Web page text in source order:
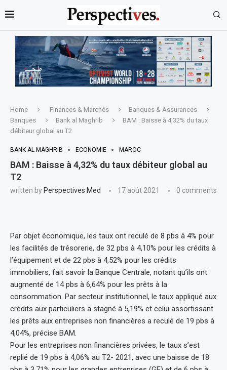
Home Finances & Marchés
Banques & Assurances
Banques
Bank al Maghrib
BAM : Baisse à 4,32% du taux
débiteur global au T2
BANK AL MAGHRIB ECONOMIE MAROC
BAM : Baisse à 4,32% du taux débiteur global au
T2
written by Perspectives Med 17 août 2021 0 comments
Par objet économique, les taux ont reculé de 8 pbs à 4% pour
les facilités de trésorerie, de 32 pbs à 4,10% pour les crédits à
l’équipement et de 22 pbs à 4,52% pour les crédits
immobiliers, fait savoir la Banque Centrale, notant qu’ils ont
augmenté de 14 pbs à 6,64% pour les prêts à la
consommation. Par secteur institutionnel, le taux appliqué aux
crédits aux particuliers a stagné à 5,19% et celui assortissant
les prêts aux entreprises non financières a reculé de 19 pbs à
4,04%, précise BAM.
Pour les entreprises non financières privées, le taux s’est
replié de 19 pbs à 4,06% au T2- 2021, avec une baisse de 18